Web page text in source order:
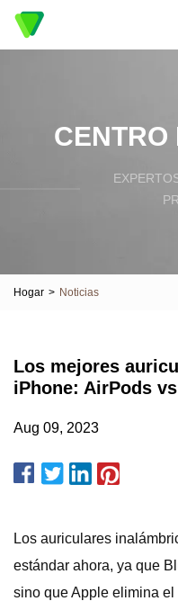
CENTRO
Hogar > Noticias
Los mejores
iPhone: AirPods
Aug 09, 2023
Los auriculares
estándar ahora, ya que
sino que Apple elimina